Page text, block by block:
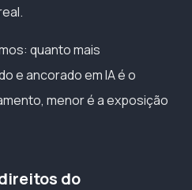
quanto mais
e ancorado em IA é o
menor é a exposição
do